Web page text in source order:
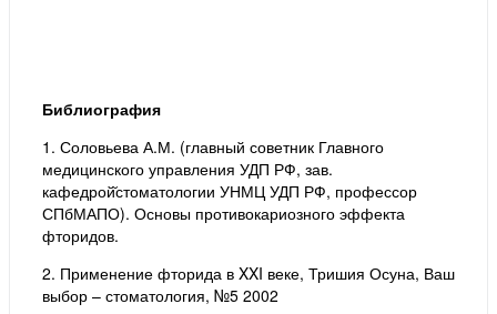
Библиография
1. Соловьева А.М. (главный советник Главного
медицинского управления УДП РФ, зав.
кафедрой̆стоматологии УНМЦ УДП РФ, профессор
СПбМАПО). Основы противокариозного эффекта
фторидов.
2. Применение фторида в XXI веке, Тришия Осуна, Ваш
выбор – стоматология, №5 2002